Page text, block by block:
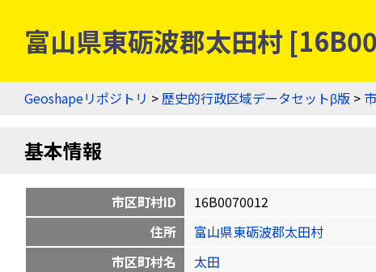
富山県東砺波郡太田村
Geoshapeリポジトリ >歴史的行政区域データセットβ版 >
基本情報
市区町村ID
16B0070012
住所
富山県東砺波郡太田村
市区町村名
太田